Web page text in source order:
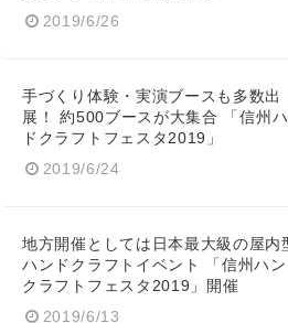
2019/6/26
手づくり体験・実演ブースも多数出
展！ 約500ブースが大集合 「信州
ドクラフトフェスタ2019」
2019/6/24
地方開催としては日本最大級の屋内
ハンドクラフトイベント 「信州ハン
クラフトフェスタ2019」開催
2019/6/13